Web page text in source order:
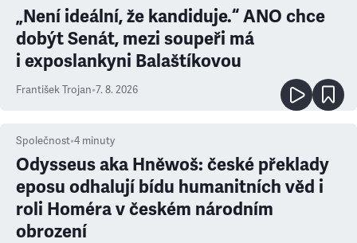
„Není ideální, že kandiduje.“ ANO chce
dobýt Senát, mezi soupeři má
i exposlankyni Balaštíkovou
František Trojan•7. 8. 2026
Společnost•4 minuty
Odysseus aka Hněwoš: české překlady
eposu odhalují bídu humanitních věd i
roli Homéra v českém národním
obrození